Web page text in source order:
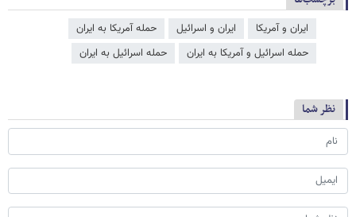
ایران و آمریکا ایران و اسرائیل
حمله آمریکا به ایران
حمله اسرائیل و آمریکا به ایران
حمله اسرائیل به ایران
نظر شما